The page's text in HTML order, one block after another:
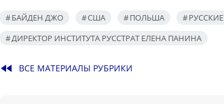
БАЙДЕН ДЖО США ПОЛЬША
РУССКИЕ
ДИРЕКТОР ИНСТИТУТА РУССТРАТ ЕЛЕНА ПАНИНА
fast_rewind ВСЕ МАТЕРИАЛЫ РУБРИКИ